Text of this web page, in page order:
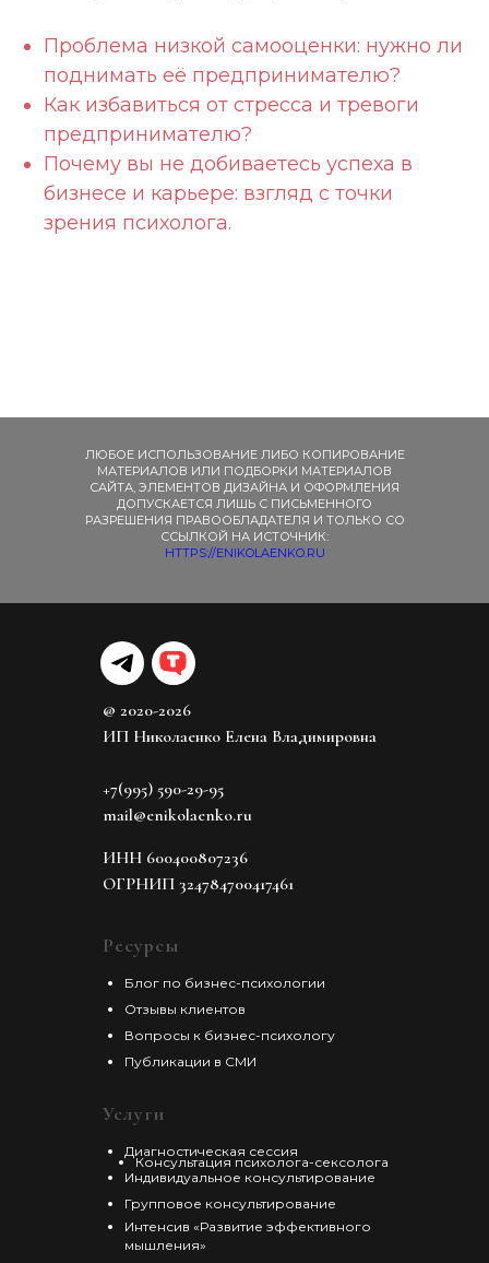
Проблема низкой самооценки: нужно ли
поднимать её предпринимателю?
Как избавиться от стресса и тревоги
предпринимателю?
Почему вы не добиваетесь успеха в
бизнесе и карьере: взгляд с точки
зрения психолога.
Думаю, если ты что-то делаешь и получается
другое замечательное. Просто придумай, что
дальше.
ЛЮБОЕ ИСПОЛЬЗОВАНИЕ ЛИБО КОПИРОВАНИЕ
МАТЕРИАЛОВ ИЛИ ПОДБОРКИ МАТЕРИАЛОВ
САЙТА, ЭЛЕМЕНТОВ ДИЗАЙНА И ОФОРМЛЕНИЯ
ДОПУСКАЕТСЯ ЛИШЬ С ПИСЬМЕННОГО
РАЗРЕШЕНИЯ ПРАВООБЛАДАТЕЛЯ И ТОЛЬКО СО
ССЫЛКОЙ НА ИСТОЧНИК:
HTTPS://ENIKOLAENKO.RU
Услуги
Диагностическая сессия
Консультация психолога-сексолога
@ 2020-2026
ИП Николаенко Елена Владимировна
+7(995) 590-29-95
mail@enikolaenko.ru
ИНН 600400807236
ОГРНИП 324784700417461
Индивидуальное консультирование
Групповое консультирование
Ресурсы
Блог по бизнес-психологии
Отзывы клиентов
Вопросы к бизнес-психологу
Публикации в СМИ
Интенсив «Развитие эффективного
мышления»